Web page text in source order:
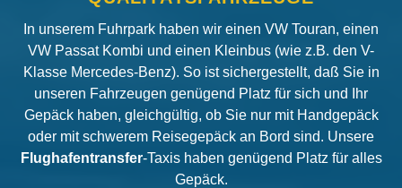
In unserem Fuhrpark haben wir einen VW Touran, einen
VW Passat Kombi und einen Kleinbus (wie z.B. den V-
Klasse Mercedes-Benz). So ist sichergestellt, daß Sie in
unseren Fahrzeugen genügend Platz für sich und Ihr
Gepäck haben, gleichgültig, ob Sie nur mit Handgepäck
oder mit schwerem Reisegepäck an Bord sind. Unsere
Flughafentransfer-Taxis haben genügend Platz für alles
Gepäck.